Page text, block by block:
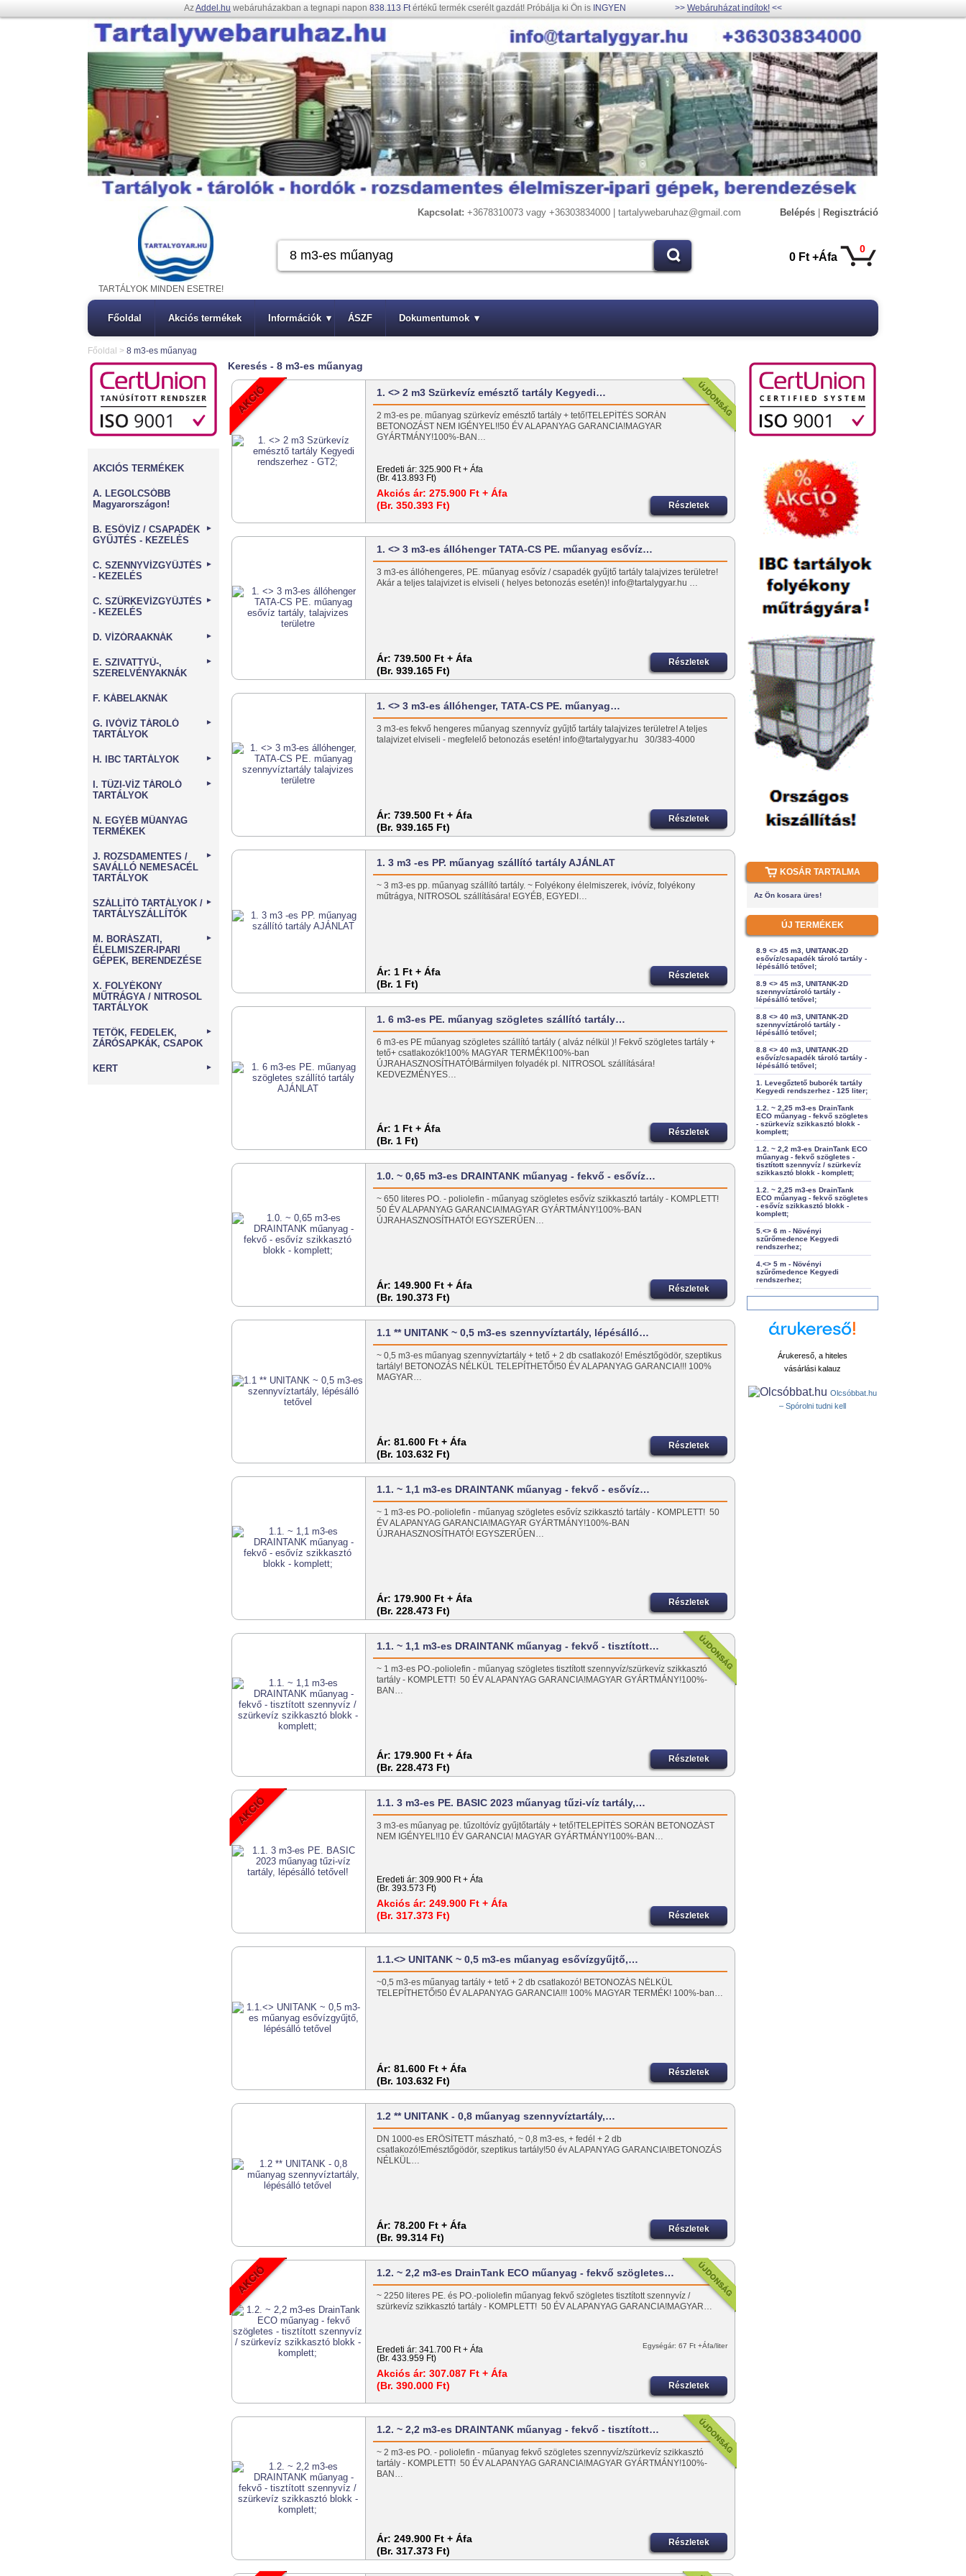
AzAddel.hu webáruházakban a tegnapi napon 838.113 Ftértékű termék cserélt gazdát! Próbálja ki Ön is INGYEN >> Webáruházat indítok! <<
Kapcsolat: +3678310073 vagy +36303834000 | tartalywebaruhaz@gmail.com Belépés Regisztráció
0
0 Ft +Áfa
TARTÁLYOK MINDEN ESETRE!
Főoldal Akciós termékek Információk ▾ ÁSZF Dokumentumok ▾
Főoldal > 8 m3-es műanyag
AKCIÓS TERMÉKEK
A. LEGOLCSÓBB
Magyarországon!
B. ESŐVÍZ / CSAPADÉK
GYŰJTÉS - KEZELÉS
►
C. SZENNYVÍZGYŰJTÉS
- KEZELÉS
►
C. SZÜRKEVÍZGYŰJTÉS
- KEZELÉS
►
D. VÍZÓRAAKNÁK ►
E. SZIVATTYÚ-,
SZERELVÉNYAKNÁK
►
F. KÁBELAKNÁK
G. IVÓVÍZ TÁROLÓ
TARTÁLYOK
►
H. IBC TARTÁLYOK ►
I. TŰZI-VÍZ TÁROLÓ
TARTÁLYOK
►
N. EGYÉB MŰANYAG
TERMÉKEK
J. ROZSDAMENTES /
SAVÁLLÓ NEMESACÉL
TARTÁLYOK
►
SZÁLLÍTÓ TARTÁLYOK /
TARTÁLYSZÁLLÍTÓK
►
M. BORÁSZATI,
ÉLELMISZER-IPARI
GÉPEK, BERENDEZÉSE
►
X. FOLYÉKONY
MŰTRÁGYA / NITROSOL
TARTÁLYOK
TETŐK, FEDELEK,
ZÁRÓSAPKÁK, CSAPOK
►
KERT ►
Keresés - 8 m3-es műanyag
1. <> 2 m3 Szürkevíz emésztő tartály Kegyedi…
2 m3-es pe. műanyag szürkevíz emésztő tartály + tető!TELEPÍTÉS SORÁN
BETONOZÁST NEM IGÉNYEL!!50 ÉV ALAPANYAG GARANCIA!MAGYAR
GYÁRTMÁNY!100%-BAN…
Eredeti ár: 325.900 Ft + Áfa
(Br. 413.893 Ft)
Akciós ár: 275.900 Ft + Áfa
(Br. 350.393 Ft)
Részletek
1. <> 3 m3-es állóhenger TATA-CS PE. műanyag esővíz…
3 m3-es állóhengeres, PE. műanyag esővíz / csapadék gyűjtő tartály talajvizes területre!
Akár a teljes talajvizet is elviseli ( helyes betonozás esetén)! info@tartalygyar.hu …
Ár: 739.500 Ft + Áfa
(Br. 939.165 Ft)
Részletek
1. <> 3 m3-es állóhenger, TATA-CS PE. műanyag…
3 m3-es fekvő hengeres műanyag szennyvíz gyűjtő tartály talajvizes területre! A teljes
talajvizet elviseli - megfelelő betonozás esetén! info@tartalygyar.hu 30/383-4000
Ár: 739.500 Ft + Áfa
(Br. 939.165 Ft)
Részletek
1. 3 m3 -es PP. műanyag szállító tartály AJÁNLAT
~ 3 m3-es pp. műanyag szállító tartály. ~ Folyékony élelmiszerek, ivóvíz, folyékony
műtrágya, NITROSOL szállítására! EGYÉB, EGYEDI…
Ár: 1 Ft + Áfa
(Br. 1 Ft)
Részletek
1. 6 m3-es PE. műanyag szögletes szállító tartály…
6 m3-es PE műanyag szögletes szállító tartály ( alváz nélkül )! Fekvő szögletes tartály +
tető+ csatlakozók!100% MAGYAR TERMÉK!100%-ban
ÚJRAHASZNOSÍTHATÓ!Bármilyen folyadék pl. NITROSOL szállítására!
KEDVEZMÉNYES…
Ár: 1 Ft + Áfa
(Br. 1 Ft)
Részletek
1.0. ~ 0,65 m3-es DRAINTANK műanyag - fekvő - esővíz…
~ 650 literes PO. - poliolefin - műanyag szögletes esővíz szikkasztó tartály - KOMPLETT!
50 ÉV ALAPANYAG GARANCIA!MAGYAR GYÁRTMÁNY!100%-BAN
ÚJRAHASZNOSÍTHATÓ! EGYSZERŰEN…
Ár: 149.900 Ft + Áfa
(Br. 190.373 Ft)
Részletek
1.1 ** UNITANK ~ 0,5 m3-es szennyvíztartály, lépésálló…
~ 0,5 m3-es műanyag szennyvíztartály + tető + 2 db csatlakozó! Emésztőgödör, szeptikus
tartály! BETONOZÁS NÉLKÜL TELEPÍTHETŐ!50 ÉV ALAPANYAG GARANCIA!!! 100%
MAGYAR…
Ár: 81.600 Ft + Áfa
(Br. 103.632 Ft)
Részletek
1.1. ~ 1,1 m3-es DRAINTANK műanyag - fekvő - esővíz…
~ 1 m3-es PO.-poliolefin - műanyag szögletes esővíz szikkasztó tartály - KOMPLETT! 50
ÉV ALAPANYAG GARANCIA!MAGYAR GYÁRTMÁNY!100%-BAN
ÚJRAHASZNOSÍTHATÓ! EGYSZERŰEN…
Ár: 179.900 Ft + Áfa
(Br. 228.473 Ft)
Részletek
1.1. ~ 1,1 m3-es DRAINTANK műanyag - fekvő - tisztított…
~ 1 m3-es PO.-poliolefin - műanyag szögletes tisztított szennyvíz/szürkevíz szikkasztó
tartály - KOMPLETT! 50 ÉV ALAPANYAG GARANCIA!MAGYAR GYÁRTMÁNY!100%-
BAN…
Ár: 179.900 Ft + Áfa
(Br. 228.473 Ft)
Részletek
1.1. 3 m3-es PE. BASIC 2023 műanyag tűzi-víz tartály,…
3 m3-es műanyag pe. tűzoltóvíz gyűjtőtartály + tető!TELEPÍTÉS SORÁN BETONOZÁST
NEM IGÉNYEL!!10 ÉV GARANCIA! MAGYAR GYÁRTMÁNY!100%-BAN…
Eredeti ár: 309.900 Ft + Áfa
(Br. 393.573 Ft)
Akciós ár: 249.900 Ft + Áfa
(Br. 317.373 Ft)
Részletek
1.1.<> UNITANK ~ 0,5 m3-es műanyag esővízgyűjtő,…
~0,5 m3-es műanyag tartály + tető + 2 db csatlakozó! BETONOZÁS NÉLKÜL
TELEPÍTHETŐ!50 ÉV ALAPANYAG GARANCIA!!! 100% MAGYAR TERMÉK! 100%-ban…
Ár: 81.600 Ft + Áfa
(Br. 103.632 Ft)
Részletek
1.2 ** UNITANK - 0,8 műanyag szennyvíztartály,…
DN 1000-es ERŐSÍTETT mászható, ~ 0,8 m3-es, + fedél + 2 db
csatlakozó!Emésztőgödör, szeptikus tartály!50 év ALAPANYAG GARANCIA!BETONOZÁS
NÉLKÜL…
Ár: 78.200 Ft + Áfa
(Br. 99.314 Ft)
Részletek
1.2. ~ 2,2 m3-es DrainTank ECO műanyag - fekvő szögletes…
~ 2250 literes PE. és PO.-poliolefin műanyag fekvő szögletes tisztított szennyvíz /
szürkevíz szikkasztó tartály - KOMPLETT! 50 ÉV ALAPANYAG GARANCIA!MAGYAR…
Eredeti ár: 341.700 Ft + Áfa
(Br. 433.959 Ft)
Akciós ár: 307.087 Ft + Áfa
(Br. 390.000 Ft)
Egységár: 67 Ft +Áfa/liter
Részletek
1.2. ~ 2,2 m3-es DRAINTANK műanyag - fekvő - tisztított…
~ 2 m3-es PO. - poliolefin - műanyag fekvő szögletes szennyvíz/szürkevíz szikkasztó
tartály - KOMPLETT! 50 ÉV ALAPANYAG GARANCIA!MAGYAR GYÁRTMÁNY!100%-
BAN…
Ár: 249.900 Ft + Áfa
(Br. 317.373 Ft)
Részletek
KOSÁR TARTALMA
Az Ön kosara üres!
ÚJ TERMÉKEK
8.9 <> 45 m3, UNITANK-2D
esővíz/csapadék tároló tartály -
lépésálló tetővel;
8.9 <> 45 m3, UNITANK-2D
szennyvíztároló tartály -
lépésálló tetővel;
8.8 <> 40 m3, UNITANK-2D
szennyvíztároló tartály -
lépésálló tetővel;
8.8 <> 40 m3, UNITANK-2D
esővíz/csapadék tároló tartály -
lépésálló tetővel;
1. Levegőztető buborék tartály
Kegyedi rendszerhez - 125 liter;
1.2. ~ 2,25 m3-es DrainTank
ECO műanyag - fekvő szögletes
- szürkevíz szikkasztó blokk -
komplett;
1.2. ~ 2,2 m3-es DrainTank ECO
műanyag - fekvő szögletes -
tisztított szennyvíz / szürkevíz
szikkasztó blokk - komplett;
1.2. ~ 2,25 m3-es DrainTank
ECO műanyag - fekvő szögletes
- esővíz szikkasztó blokk -
komplett;
5.<> 6 m - Növényi
szűrőmedence Kegyedi
rendszerhez;
4.<> 5 m - Növényi
szűrőmedence Kegyedi
rendszerhez;
Árukereső, a hiteles
vásárlási kalauz
Olcsóbbat.hu
– Spórolni tudni kell